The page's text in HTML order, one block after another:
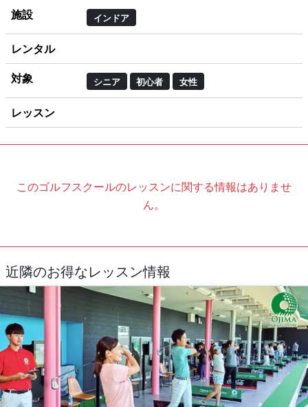
施設 インドア
レンタル
対象 シニア 初心者 女性
レッスン
このゴルフスクールのレッスンに関する情報はありませ
ん。
近隣のお得なレッスン情報